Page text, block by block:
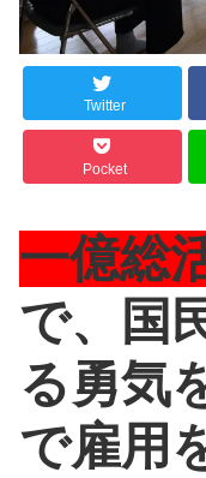
Twitter
Pocket
一億総
で、国
る勇気
で雇用